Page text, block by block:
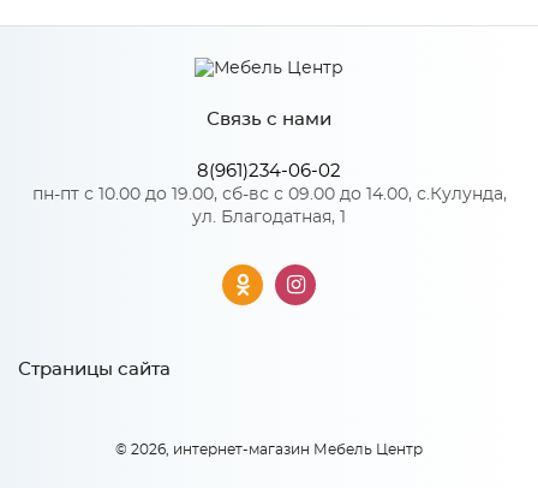
Ширина 247
712
16
Сурская мебель
Грин софт
МДФ
Особенности
Связь с нами
8(961)234-06-02
пн-пт с 10.00 до 19.00, сб-вс с 09.00 до 14.00, с.Кулунда,
ул. Благодатная, 1
Страницы сайта
© 2026, интернет-магазин Мебель Центр